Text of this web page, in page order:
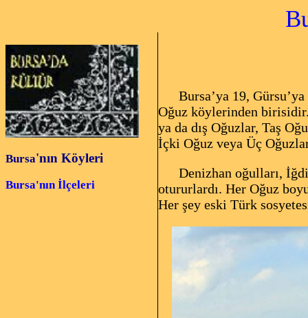
Bursa'nın Köyleri
Bursa'nın İlçeleri
Bursa’ya 19, Gürsu’ya
Oğuz köylerinden
ya da dış Oğuzlar, Taş
İçki Oğuz veya Üç
Denizhan oğulları, İğdir,
otururlardı. Her Oğuz
Her şey eski Türk